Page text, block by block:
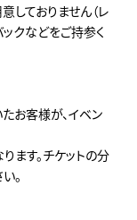
しておりません（レ
クなどをご持参く
お客様が、イベン
す。チケットの分
。